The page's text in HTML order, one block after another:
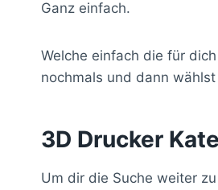
Ganz einfach.
Welche einfach die für
nochmals und dann
3D Drucker
Um dir die Suche weiter